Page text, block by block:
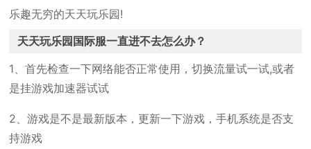
乐趣无穷的天天玩乐园!
天天玩乐园国际服一直进不去怎么办？
1、首先检查一下网络能否正常使用，切换流量试一试,或者
是挂游戏加速器试试
2、游戏是不是最新版本，更新一下游戏，手机系统是否支
持游戏